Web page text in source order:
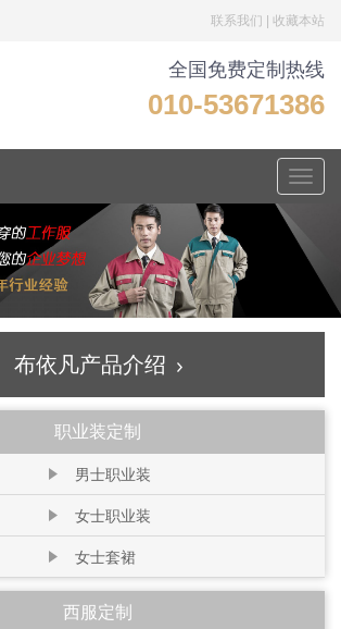
联系我们 收藏本站
全国免费定制热线
010-53671386
Toggle
布依凡产品介绍
职业装定制
男士职业装
女士职业装
女士套裙
西服定制